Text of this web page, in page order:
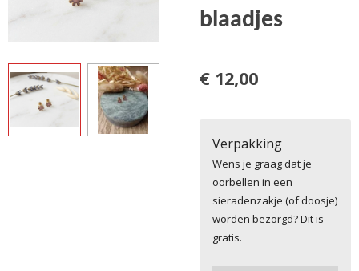
blaadjes
€ 12,00
Verpakking
Wens je graag dat je
oorbellen in een
sieradenzakje (of doosje)
worden bezorgd? Dit is
gratis.